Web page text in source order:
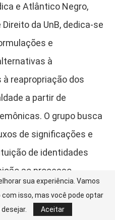
e Atlântico Negro,
da UnB, dedica-se
e
à
reapropriação dos
a partir de
O grupo busca
de significações e
de identidades
ao processo
e rupturas,
sua experiência. Vamos
isso, mas você pode optar
Aceitar